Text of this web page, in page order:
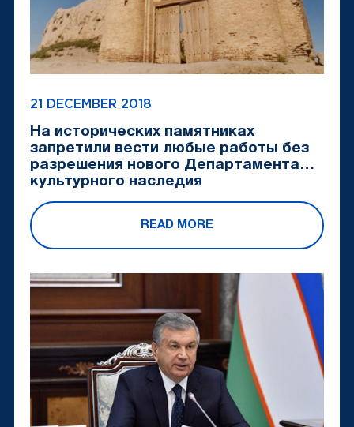
21 DECEMBER 2018
На исторических памятниках
запретили вести любые работы без
разрешения нового Департамента
культурного наследия
READ MORE